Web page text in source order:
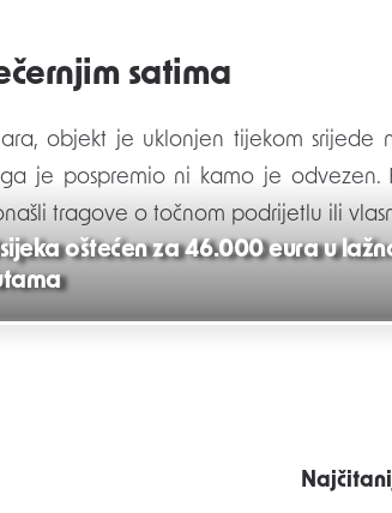
satima
objekt je uklonjen tijekom srijede
je pospremio ni kamo je odvezen.
tragove o točnom podrijetlu ili
oštećen za 46.000 eura u